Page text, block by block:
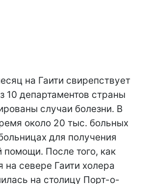
на Гаити свирепствует
10 департаментов страны
случаи болезни. В
около 20 тыс. больных
для получения
помощи. После того, как
на севере Гаити холера
на столицу Порт-о-